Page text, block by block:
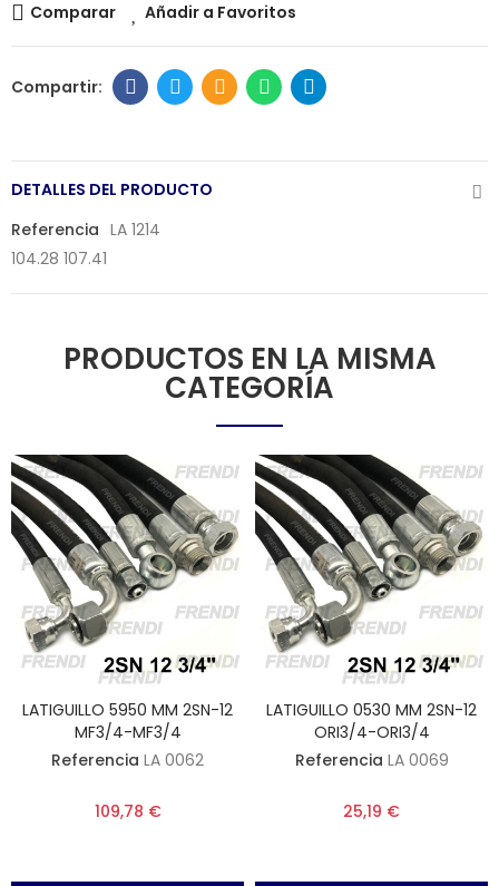
Comparar Añadir a Favoritos
DETALLES DEL PRODUCTO
Referencia LA 1214
104.28 107.41
PRODUCTOS EN LA MISMA
CATEGORÍA
LATIGUILLO 5950 MM 2SN-12
MF3/4-MF3/4
Referencia LA 0062
109,78 €
LATIGUILLO 0530 MM 2SN-12
ORI3/4-ORI3/4
Referencia LA 0069
25,19 €